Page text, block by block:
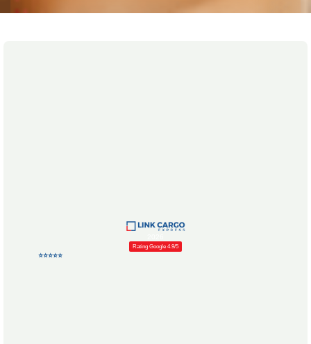
Rating Google 4.9/5
⭐⭐⭐⭐⭐